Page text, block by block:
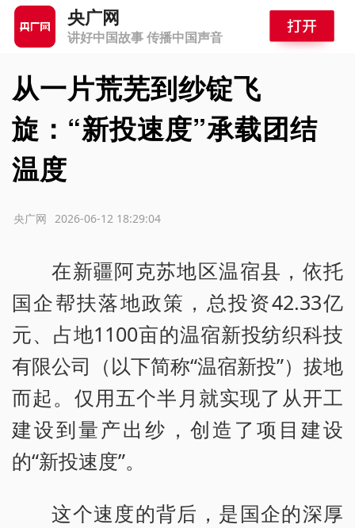
央广网
讲好中国故事 传播中国声音
从一片荒芜到纱锭飞
旋：“新投速度”承载团结
温度
2026-06-12 18:29:04
央广网
在新疆阿克苏地区温宿县，依托
国企帮扶落地政策，总投资42.33亿
元、占地1100亩的温宿新投纺织科技
有限公司（以下简称“温宿新投”）拔地
而起。仅用五个半月就实现了从开工
建设到量产出纱，创造了项目建设
的“新投速度”。
这个速度的背后，是国企的深厚